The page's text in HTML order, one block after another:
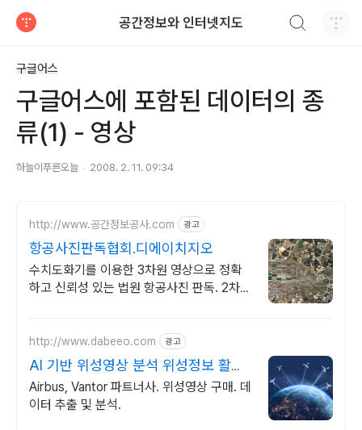
공간정보와 인터넷지도
구글어스
구글어스에 포함된 데이터의 종
류(1) - 영상
하늘이푸른오늘 2008. 2. 11. 09:34
http://www.공간정보공사.com 광고
항공사진판독협회.디에이치지오
수치도화기를 이용한 3차원 영상으로 정확
하고 신뢰성 있는 법원 항공사진 판독. 2차원
http://www.dabeeo.com 광고
AI 기반 위성영상 분석 위성정보 활용
서비스 제공
Airbus, Vantor 파트너사. 위성영상 구매. 데
이터 추출 및 분석.